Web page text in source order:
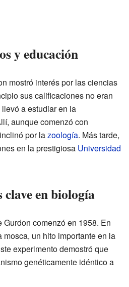
y educación
mostró interés por las ciencias
sus calificaciones no eran
a estudiar en la
aunque comenzó con
por lazoología. Más tarde,
en la prestigiosa Universidad
en biología
Gurdon comenzó en 1958. En
un hito importante en la
experimento demostró que
genéticamente idéntico a